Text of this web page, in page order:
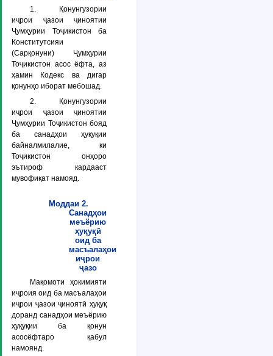
1. Қонунгузории
иҷрои ҷазои ҷиноятии
Ҷумҳурии Тоҷикистон ба
Конститутсияи
(Сарқонуни) Ҷумҳурии
Тоҷикистон асос ёфта, аз
ҳамин Кодекс ва дигар
қонунҳо иборат мебошад.
2. Қонунгузории
иҷрои ҷазои ҷиноятии
Ҷумҳурии Тоҷикистон бояд
ба санадҳои ҳуқуқии
байналмилалие, ки
Тоҷикистон онҳоро
эътироф кардааст
мувофиқат намояд.
Моддаи 2.
Санадҳои
меъёрию
ҳуқуқӣ
оид ба
масъалаҳои
иҷрои
ҷазо
Мақомоти ҳокимияти
иҷроия оид ба масъалаҳои
иҷрои ҷазои ҷиноятӣ ҳуқуқ
доранд санадҳои меъёрию
ҳуқуқии ба қонун
асосёфтаро қабул
намоянд.